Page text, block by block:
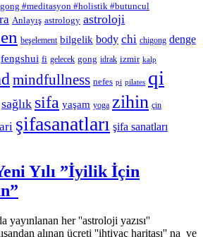
#meditasyon #holistik #butuncul
Anlayış astrology astroloji
beşelement bilgelik body chi chigong denge
fengshui fi gelecek gong idrak izmir kalp
mindfullness nefes pi pilates qi
sağlık sifa yaşam yoga zihin çin
şifasanatları şifa sanatları
Yılı ”İyilik İçin
yayınlanan her ''astroloji yazısı''
alınan ücreti ''ihtiyaç haritası'' na ve